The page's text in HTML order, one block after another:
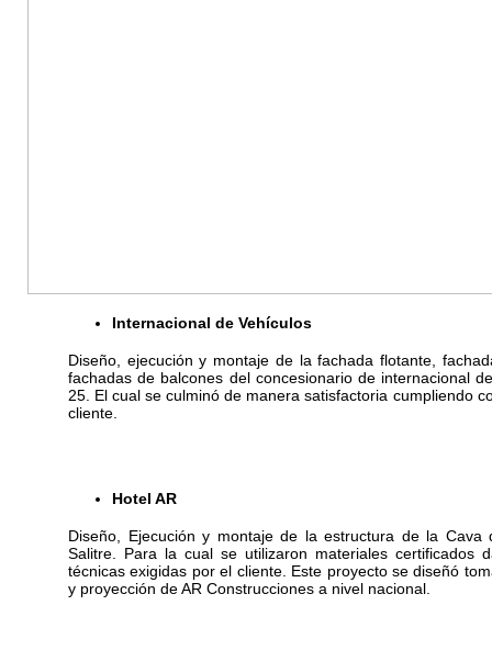
Internacional de Vehículos
Diseño, ejecución y montaje de la fachada flotante,
fachadas de balcones del concesionario de internacional
25. El cual se culminó de manera satisfactoria cumpliendo
cliente.
Hotel AR
Diseño, Ejecución y montaje de la estructura de la
Salitre. Para la cual se utilizaron materiales certificados
técnicas exigidas por el cliente. Este proyecto se diseñó
y proyección de AR Construcciones a nivel nacional.